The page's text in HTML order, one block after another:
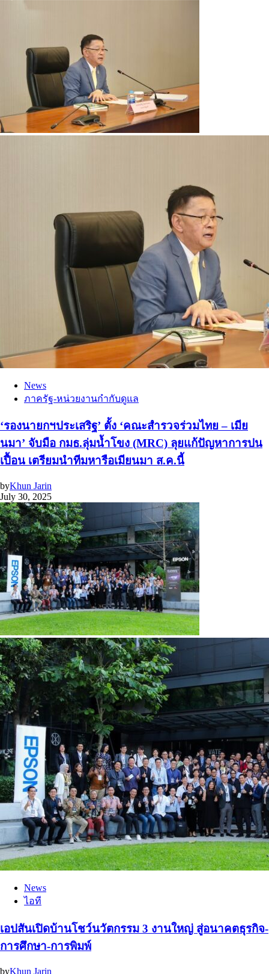
News
ภาครัฐ-หน่วยงานกำกับดูแล
‘รองนายกฯประเสริฐ’ ตั้ง ‘คณะสำรวจร่วมไทย – เมีย
นมา’ จับมือ กมธ.ลุ่มน้ำโขง (MRC) ลุยแก้ปัญหาการปน
เปื้อน เตรียมนำทีมหารือเมียนมา ส.ค.นี้
byKhun Jarin
July 30, 2025
News
ไอที
เอปสันเปิดบ้านโชว์นวัตกรรม 3 งานใหญ่ สู่อนาคตธุรกิจ-
การศึกษา-การพิมพ์
byKhun Jarin